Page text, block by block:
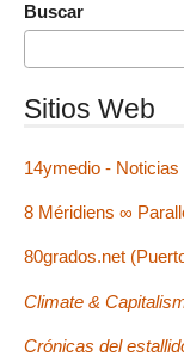
Buscar
Sitios Web
14ymedio -
8 Méridiens ∞
80grados.net
Climate &
Crónicas del